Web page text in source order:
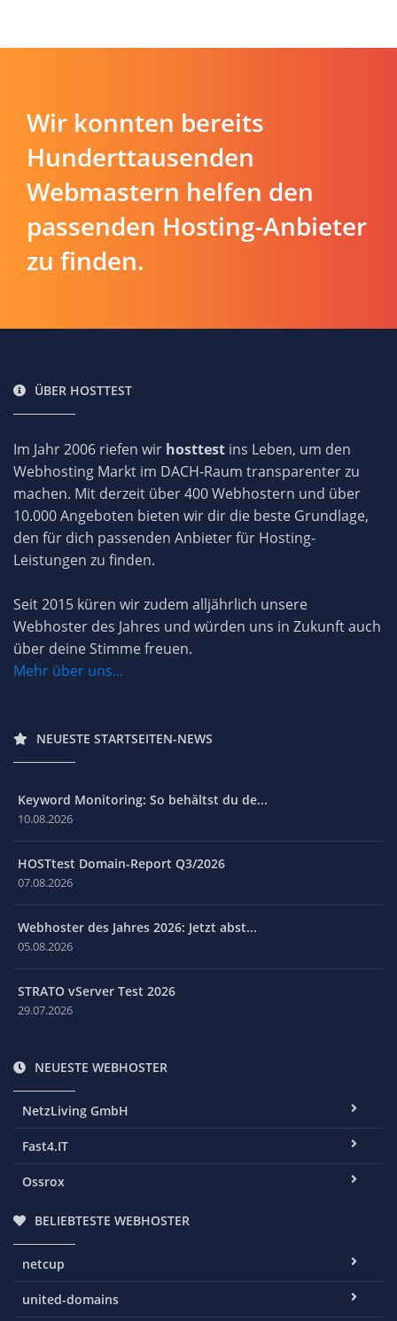
Wir konnten bereits
Hunderttausenden
Webmastern helfen den
passenden Hosting-Anbieter
zu finden.
ÜBER HOSTTEST
Im Jahr 2006 riefen wir hosttest ins Leben, um den
Webhosting Markt im DACH-Raum transparenter zu
machen. Mit derzeit über 400 Webhostern und über
10.000 Angeboten bieten wir dir die beste Grundlage,
den für dich passenden Anbieter für Hosting-
Leistungen zu finden.
Seit 2015 küren wir zudem alljährlich unsere
Webhoster des Jahres und würden uns in Zukunft auch
über deine Stimme freuen.
Mehr über uns...
NEUESTE STARTSEITEN-NEWS
Keyword Monitoring: So behältst du de...
10.08.2026
HOSTtest Domain-Report Q3/2026
07.08.2026
Webhoster des Jahres 2026: Jetzt abst...
05.08.2026
STRATO vServer Test 2026
29.07.2026
NEUESTE WEBHOSTER
NetzLiving GmbH
Fast4.IT
Ossrox
BELIEBTESTE WEBHOSTER
netcup
united-domains